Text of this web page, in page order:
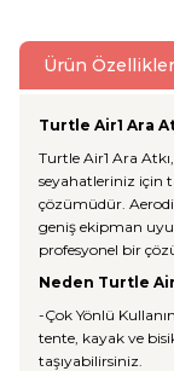
Ürün
Turtle Air1 Ara
Turtle Air1 Ara
seyahatleriniz için
çözümüdür.
geniş ekipman
profesyonel bir
Neden Turtle
-Çok Yönlü
tente, kayak ve
taşıyabilirsiniz.